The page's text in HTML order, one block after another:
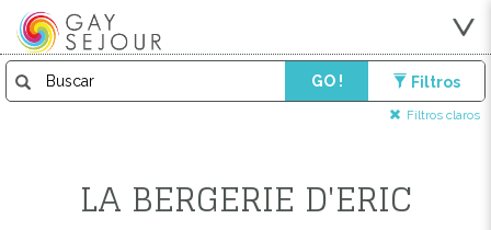
GO ! Filtros
Filtros claros
LA BERGERIE D'ERIC